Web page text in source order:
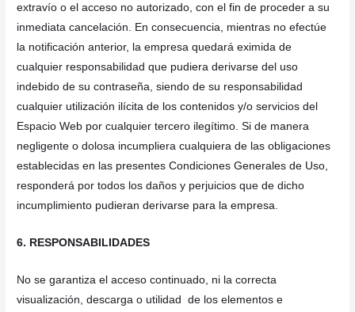
extravío o el acceso no autorizado, con el fin de proceder a su
inmediata cancelación. En consecuencia, mientras no efectúe
la notificación anterior, la empresa quedará eximida de
cualquier responsabilidad que pudiera derivarse del uso
indebido de su contraseña, siendo de su responsabilidad
cualquier utilización ilícita de los contenidos y/o servicios del
Espacio Web por cualquier tercero ilegítimo. Si de manera
negligente o dolosa incumpliera cualquiera de las obligaciones
establecidas en las presentes Condiciones Generales de Uso,
responderá por todos los daños y perjuicios que de dicho
incumplimiento pudieran derivarse para la empresa.
6. RESPONSABILIDADES
No se garantiza el acceso continuado, ni la correcta
visualización, descarga o utilidad de los elementos e